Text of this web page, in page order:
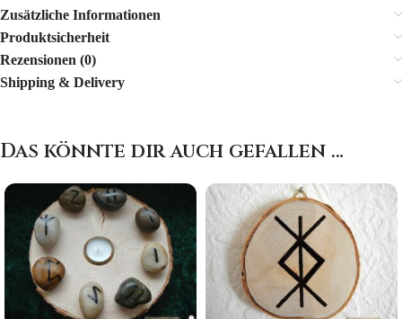
Zusätzliche Informationen
Produktsicherheit
Rezensionen (0)
Shipping & Delivery
Das könnte dir auch gefallen …